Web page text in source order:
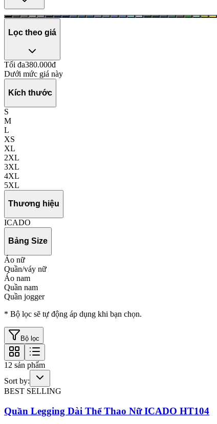
Lọc theo giá
Tối đa380.000đ
Dưới mức giá này
Kích thước
S
M
L
XS
XL
2XL
3XL
4XL
5XL
Thương hiệu
ICADO
Bảng Size
Áo nữ
Quần/váy nữ
Áo nam
Quần nam
Quần jogger
* Bộ lọc sẽ tự động áp dụng khi bạn chọn.
Bộ lọc
12 sản phẩm
Sort by:
BEST SELLING
Quần Legging Dài Thể Thao Nữ ICADO HT104